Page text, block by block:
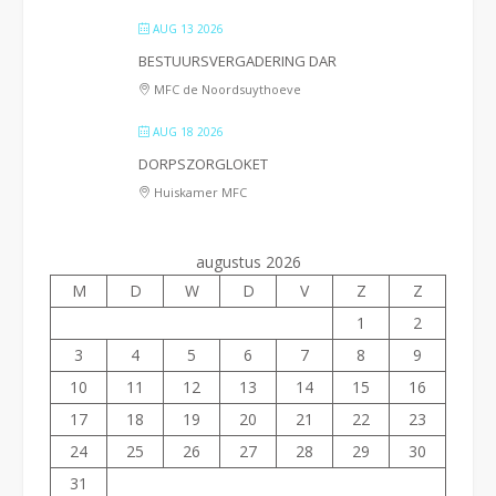
AUG 13 2026
BESTUURSVERGADERING DAR
MFC de Noordsuythoeve
AUG 18 2026
DORPSZORGLOKET
Huiskamer MFC
augustus 2026
M
D W D V Z
Z
1
2
3
4 5 6 7 8
9
10
11 12 13 14 15
16
17
18 19 20 21 22
23
24
25 26 27 28 29
30
31